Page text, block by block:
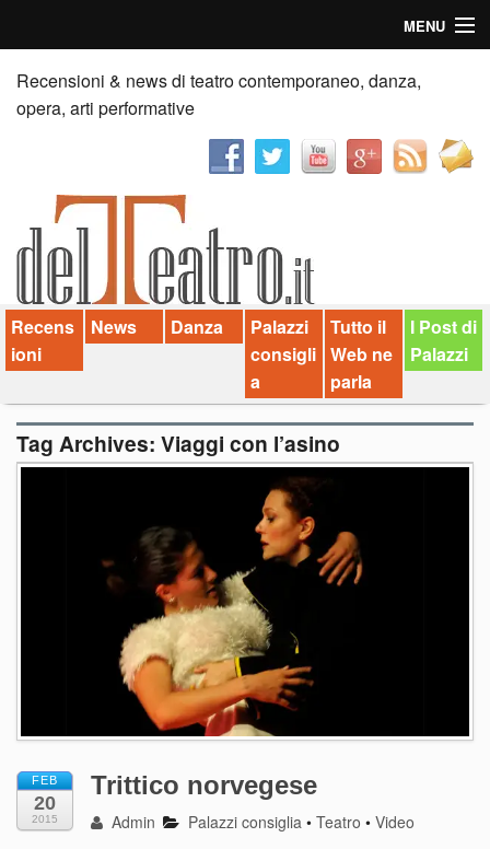
MENU
Home
Recensioni
News
Palazzi consiglia
Video
Chi siamo
Contatti
Recensioni & news di teatro contemporaneo, danza,
opera, arti performative
Recens
ioni
News Danza
Palazzi
consigli
a
Tutto il
Web ne
parla
I Post di
Palazzi
Tag Archives: Viaggi con l’asino
FEB
20
2015
Trittico norvegese
Admin Palazzi consiglia •Teatro •Video